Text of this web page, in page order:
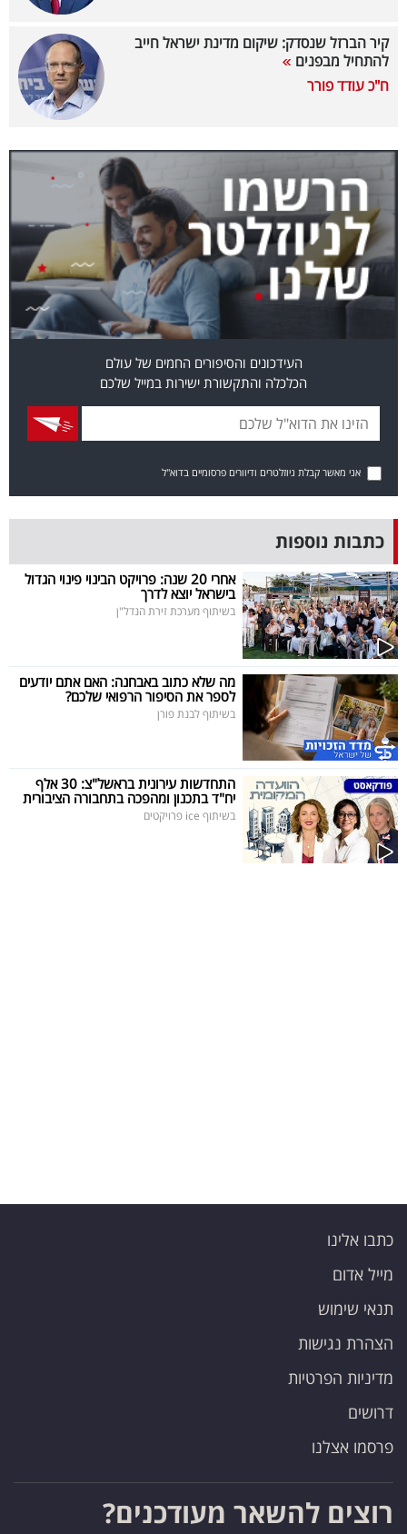
ניוזלטרים
מייל
אדום
אחרינו:
קיר הברזל שנסדק: שיקום מדינת ישראל חייב
להתחיל מבפנים
ח"כ עודד פורר
העידכונים והסיפורים החמים של עולם
הכלכלה והתקשורת ישירות במייל שלכם
אני מאשר קבלת ניוזלטרים ודיוורים פרסומיים בדוא"ל
כתבות נוספות
אחרי 20 שנה: פרויקט הבינוי פינוי הגדול
בישראל יוצא לדרך
בשיתוף מערכת זירת הנדל"ן
מה שלא כתוב באבחנה: האם אתם יודעים
לספר את הסיפור הרפואי שלכם?
בשיתוף לבנת פורן
התחדשות עירונית בראשל"צ: 30 אלף
יח"ד בתכנון ומהפכה בתחבורה הציבורית
בשיתוף ice פרויקטים
כתבו אלינו
מייל אדום
תנאי שימוש
הצהרת נגישות
מדיניות הפרטיות
דרושים
פרסמו אצלנו
רוצים להשאר מעודכנים?